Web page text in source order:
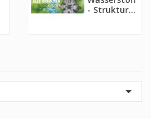
- Struktur...
